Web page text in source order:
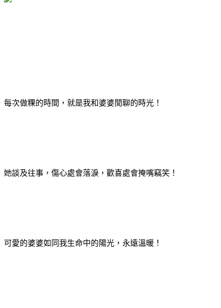
每次做粿的時間，就是我和婆婆閒聊的時光！
她談及往事，傷心處會落淚，歡喜處會掩嘴竊笑！
可愛的婆婆如同我生命中的陽光，永遠溫暖！